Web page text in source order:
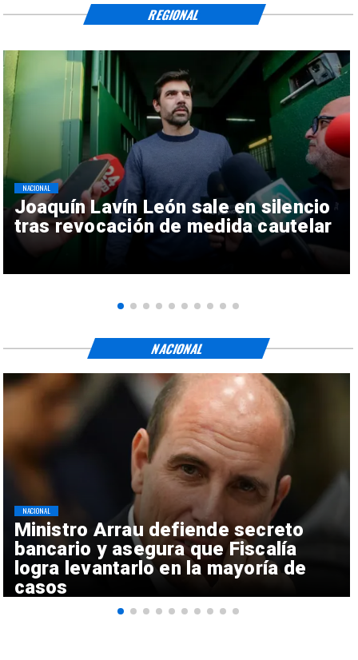
Joaquín Lavín León sale en silencio
tras revocación de medida cautelar
NACIONAL
REGIONAL
Ministro Arrau defiende secreto
bancario y asegura que Fiscalía
logra levantarlo en la mayoría de
casos
NACIONAL
NACIONAL